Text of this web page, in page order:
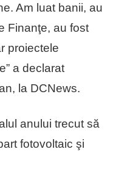
Am luat banii, au
Finanţe, au fost
proiectele
a declarat
la DCNews.
anului trecut să
fotovoltaic şi